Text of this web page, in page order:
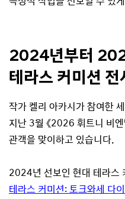
2024년부터
테라스 커미션 전
작가 켈리 아카시가 참여한
지난 3월 《2026 휘트니 비
관객을 맞이하고 있습니다.
2024년 선보인 현대 테라스
테라스 커미션: 토크와세